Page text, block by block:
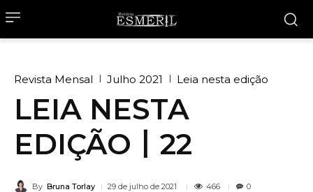
Revista Mensal Julho 2021 Leia nesta edição
LEIA NESTA
EDIÇÃO丨22
By Bruna Torlay 29 de julho de 2021 466 0